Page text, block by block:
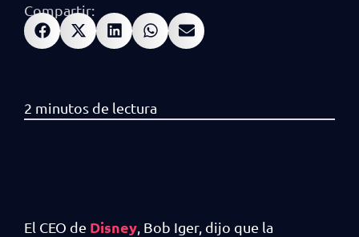
Compartir:
El CEO de Disney , Bob Iger, dijo que la